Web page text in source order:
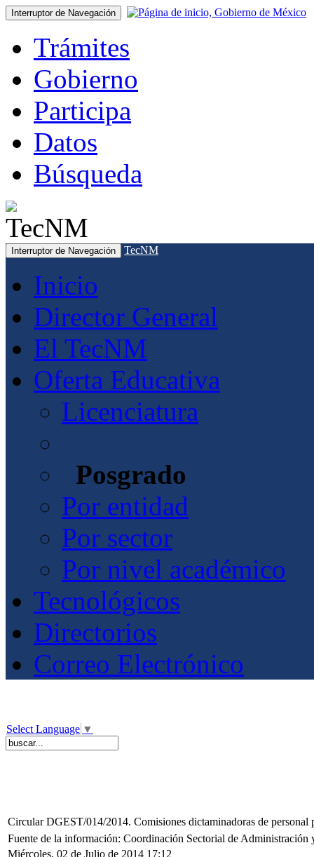
Interruptor de Navegación
Trámites
Gobierno
Participa
Datos
Búsqueda
Interruptor de Navegación TecNM
Inicio
Director General
El TecNM
Oferta Educativa
Licenciatura
Posgrado
Por entidad
Por sector
Por nivel académico
Tecnológicos
Directorios
Correo Electrónico
Select Language ▼
Circular DGEST/014/2014. Comisiones dictaminadoras de personal
Fuente de la información: Coordinación Sectorial de Administración
Miércoles, 02 de Julio de 2014 17:12